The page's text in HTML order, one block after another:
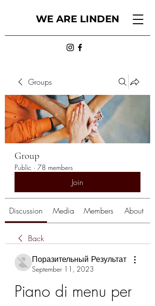
WE ARE LINDEN
Groups
Group
Public · 78 members
Join
Discussion Media Members About
Back
Поразительный Результат
September 11, 2023
Piano di menu per